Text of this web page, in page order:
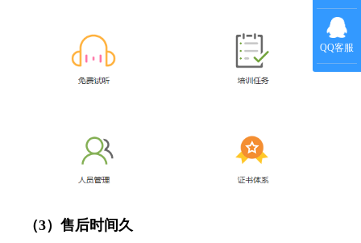
（3）售后时间久
QQ客服